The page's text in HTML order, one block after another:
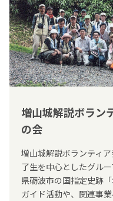
増山城解説ボラン
の会
増山城解説ボランティ
了生を中心としたグル
県砺波市の国指定史跡
ガイド活動や、関連事